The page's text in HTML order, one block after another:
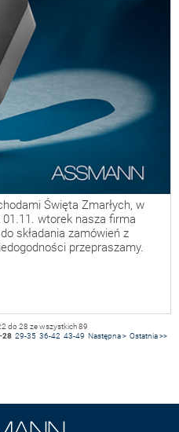
Święta Zmarłych, w
01.11. wtorek nasza firma
składania zamówień z
przepraszamy.
do 28 ze wszystkich89
28 29-35 36-42 43-49 Następna > Ostatnia >>